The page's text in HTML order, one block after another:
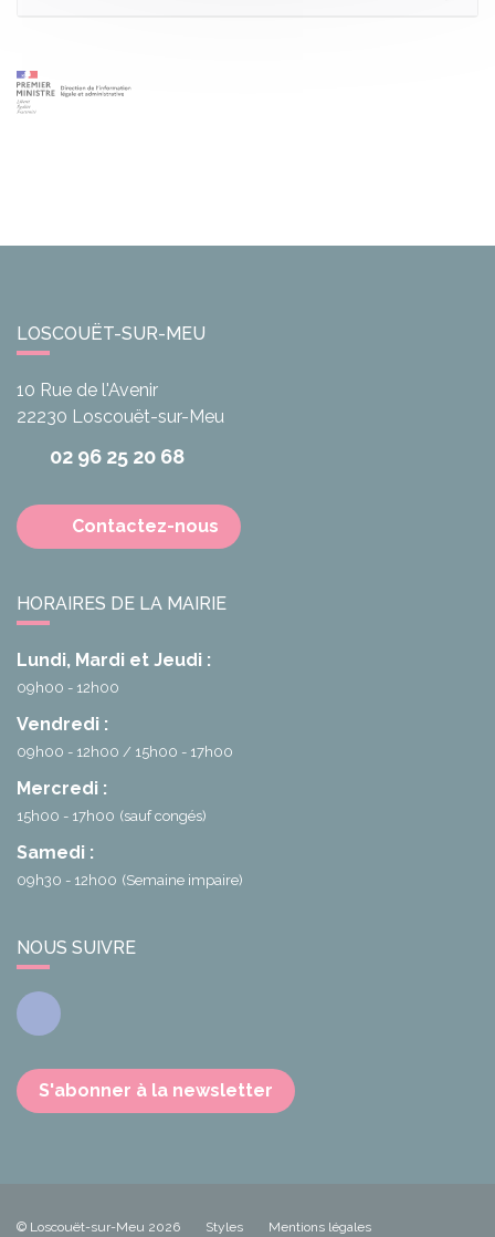
LOSCOUËT-SUR-MEU
10 Rue de l'Avenir
22230 Loscouët-sur-Meu
02 96 25 20 68
Contactez-nous
HORAIRES DE LA MAIRIE
Lundi, Mardi et Jeudi :
09h00 - 12h00
Vendredi :
09h00 - 12h00 15h00 - 17h00
Mercredi :
15h00 - 17h00 (sauf congés)
Samedi :
09h30 - 12h00 (Semaine impaire)
NOUS SUIVRE
Facebook
S'abonner à la newsletter
© Loscouët-sur-Meu 2026 Styles Mentions légales